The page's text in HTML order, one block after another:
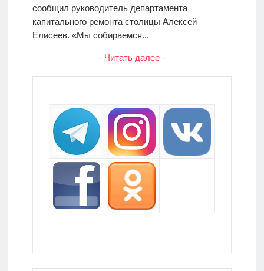
сообщил руководитель департамента
капитального ремонта столицы Алексей
Елисеев. «Мы собираемся...
- Читать далее -